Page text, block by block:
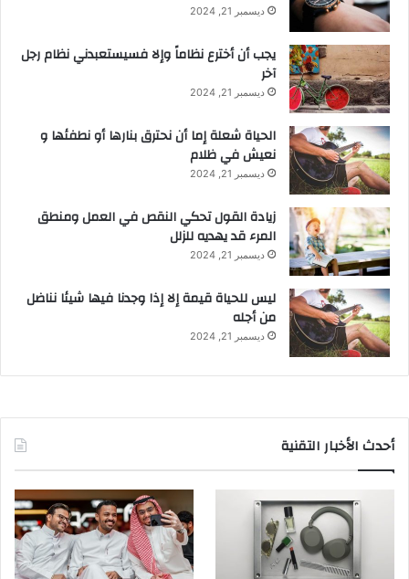
ديسمبر 21, 2024
يجب أن أخترع نظاماً وإلا فسيستعبدني نظام رجل
آخر
ديسمبر 21, 2024
الحياة شعلة إما أن نحترق بنارها أو نطفئها و
نعيش في ظلام
ديسمبر 21, 2024
زيادة القول تحكي النقص في العمل ومنطق
المرء قد يهديه للزلل
ديسمبر 21, 2024
ليس للحياة قيمة إلا إذا وجدنا فيها شيئا نناضل
من أجله
ديسمبر 21, 2024
أحدث الأخبار التقنية